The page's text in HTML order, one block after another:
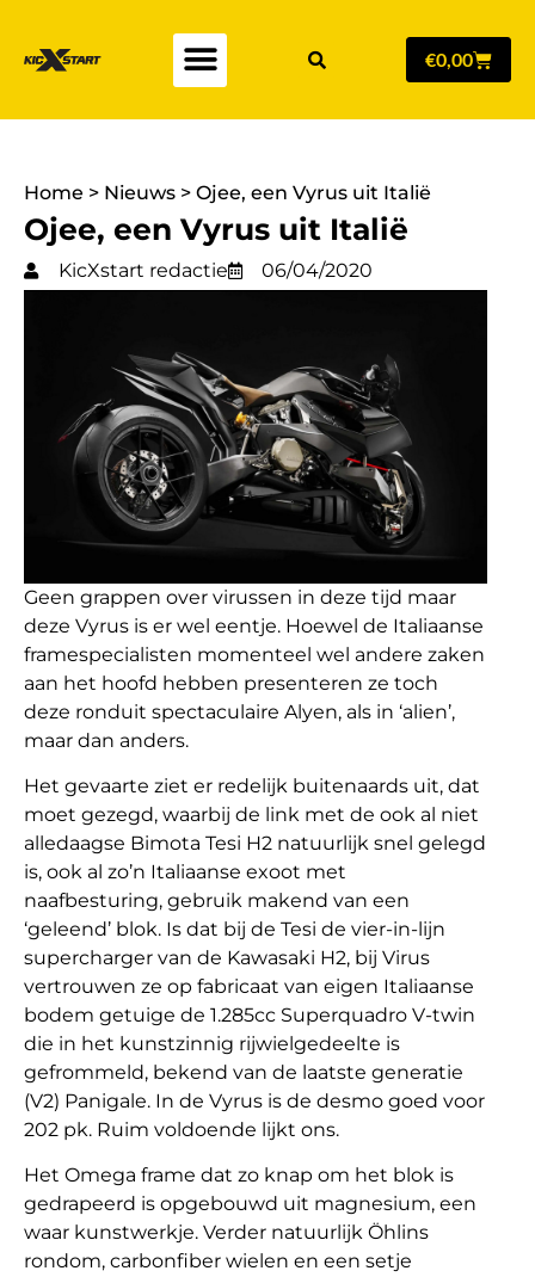
€0,00
Home > Nieuws > Ojee, een Vyrus uit Italië
Ojee, een Vyrus uit Italië
KicXstart redactie 06/04/2020
Geen grappen over virussen in deze tijd maar
deze Vyrus is er wel eentje. Hoewel de Italiaanse
framespecialisten momenteel wel andere zaken
aan het hoofd hebben presenteren ze toch
deze ronduit spectaculaire Alyen, als in ‘alien’,
maar dan anders.
Het gevaarte ziet er redelijk buitenaards uit, dat
moet gezegd, waarbij de link met de ook al niet
alledaagse Bimota Tesi H2 natuurlijk snel gelegd
is, ook al zo’n Italiaanse exoot met
naafbesturing, gebruik makend van een
‘geleend’ blok. Is dat bij de Tesi de vier-in-lijn
supercharger van de Kawasaki H2, bij Virus
vertrouwen ze op fabricaat van eigen Italiaanse
bodem getuige de 1.285cc Superquadro V-twin
die in het kunstzinnig rijwielgedeelte is
gefrommeld, bekend van de laatste generatie
(V2) Panigale. In de Vyrus is de desmo goed voor
202 pk. Ruim voldoende lijkt ons.
Het Omega frame dat zo knap om het blok is
gedrapeerd is opgebouwd uit magnesium, een
waar kunstwerkje. Verder natuurlijk Öhlins
rondom, carbonfiber wielen en een setje